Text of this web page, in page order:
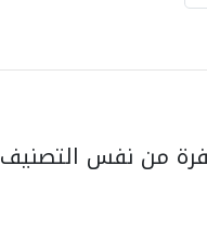
من نفس التصنيف